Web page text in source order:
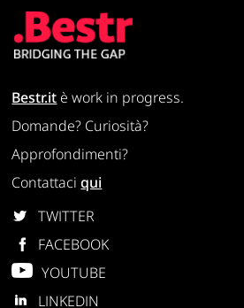
Bestr.it è work in progress.
Domande? Curiosità?
Approfondimenti?
Contattaciqui
TWITTER
FACEBOOK
YOUTUBE
LINKEDIN